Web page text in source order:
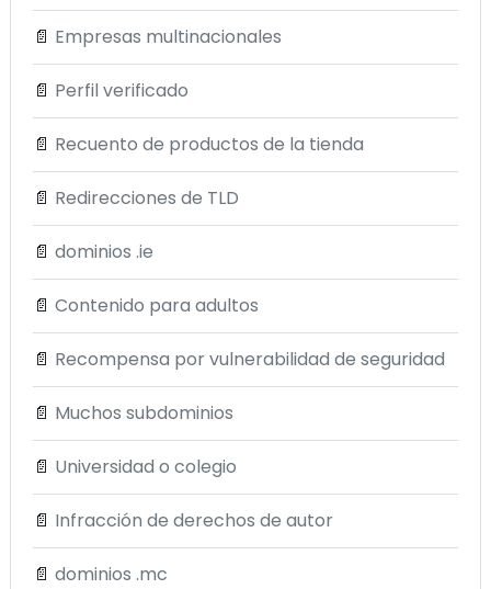
📄 Empresas multinacionales
📄 Perfil verificado
📄 Recuento de productos de la tienda
📄 Redirecciones de TLD
📄 dominios .ie
📄 Contenido para adultos
📄 Recompensa por vulnerabilidad de seguridad
📄 Muchos subdominios
📄 Universidad o colegio
📄 Infracción de derechos de autor
📄 dominios .mc